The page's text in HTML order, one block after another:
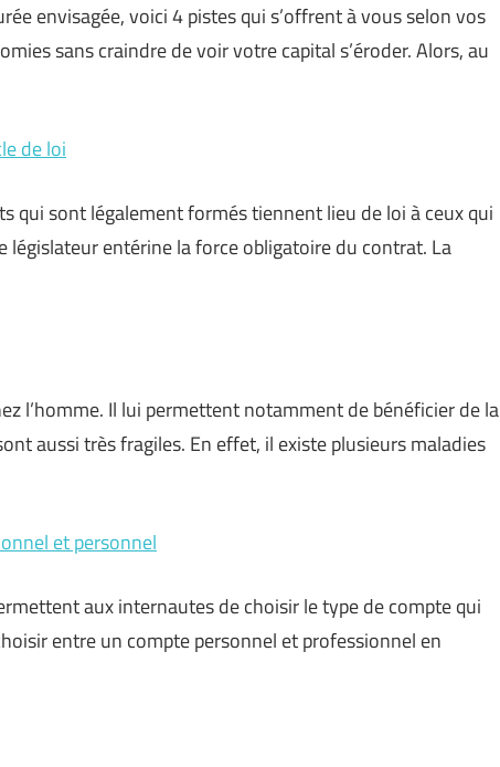
envisagée, voici 4 pistes qui s’offrent à vous selon vos
sans craindre de voir votre capital s’éroder. Alors, au
de loi
qui sont légalement formés tiennent lieu de loi à ceux qui
législateur entérine la force obligatoire du contrat. La
l’homme. Il lui permettent notamment de bénéficier de la
aussi très fragiles. En effet, il existe plusieurs maladies
et personnel
aux internautes de choisir le type de compte qui
entre un compte personnel et professionnel en